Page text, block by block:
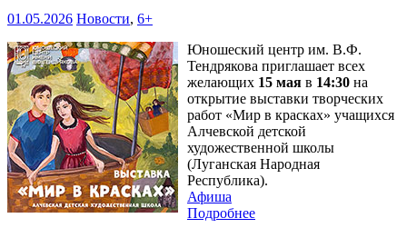
01.05.2026 Новости, 6+
Юношеский центр им. В.Ф.
Тендрякова приглашает всех
желающих 15 мая в 14:30 на
открытие выставки творческих
работ «Мир в красках» учащихся
Алчевской детской
художественной школы
(Луганская Народная
Республика).
Афиша
Подробнее